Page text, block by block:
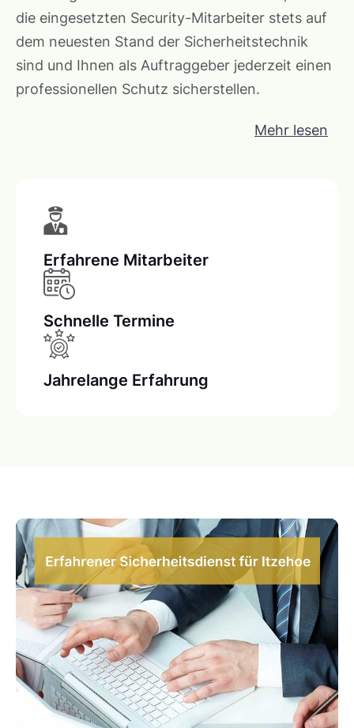
die eingesetzten Security-Mitarbeiter stets auf
dem neuesten Stand der Sicherheitstechnik
sind und Ihnen als Auftraggeber jederzeit einen
professionellen Schutz sicherstellen.
Mehr lesen
Erfahrene Mitarbeiter
Schnelle Termine
Jahrelange Erfahrung